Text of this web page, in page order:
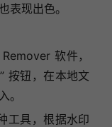
表现出色。
软件，
按钮，在本地文
。
工具，根据水印